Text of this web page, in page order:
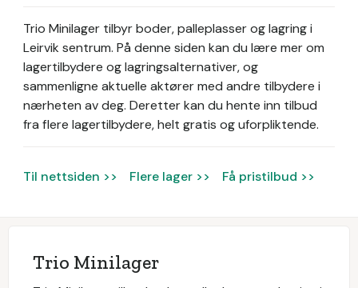
Trio Minilager tilbyr boder, palleplasser og lagring i
Leirvik sentrum. På denne siden kan du lære mer om
lagertilbydere og lagringsalternativer, og
sammenligne aktuelle aktører med andre tilbydere i
nærheten av deg. Deretter kan du hente inn tilbud
fra flere lagertilbydere, helt gratis og uforpliktende.
Til nettsiden >> Flere lager >> Få pristilbud >>
Trio Minilager